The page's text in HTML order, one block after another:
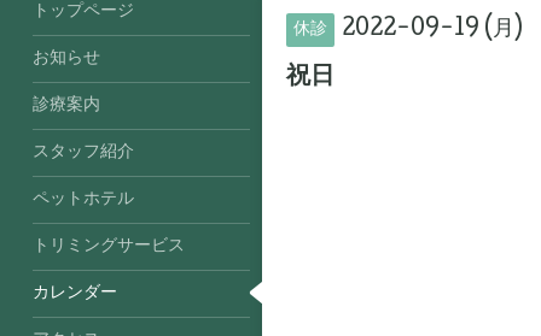
休診 2022-09-19 (月)
祝日
トップページ
お知らせ
診療案内
スタッフ紹介
ペットホテル
トリミングサービス
カレンダー